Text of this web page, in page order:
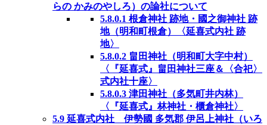
らの かみのやしろ）の論社について
5.8.0.1 根倉神社 跡地・國之御神社 跡
地（明和町根倉）〈延喜式内社 跡
地〉
5.8.0.2 畠田神社（明和町大字中村）
〈『延喜式』畠田神社三座＆〈合祀〉
式内社十座〉
5.8.0.3 津田神社（多気町井内林）
〈『延喜式』林神社・櫃倉神社〉
5.9 延喜式内社 伊勢國 多気郡 伊呂上神社（いろ